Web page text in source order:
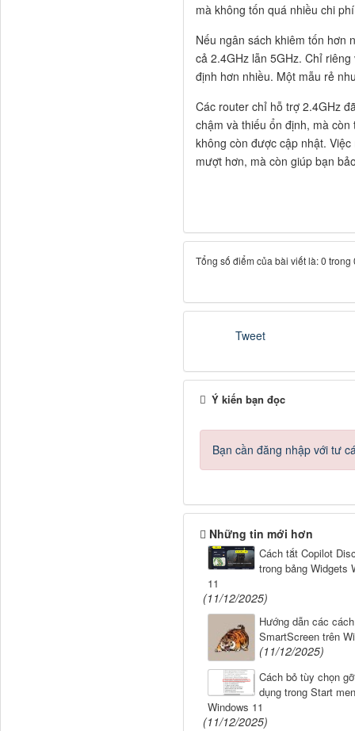
mà không tốn quá nhiều chi
Nếu ngân sách khiêm tốn hơn
cả 2.4GHz lẫn 5GHz. Chỉ
định hơn nhiều. Một mẫu rẻ
Các router chỉ hỗ trợ 2.4GHz
chậm và thiếu ổn định, mà
không còn được cập nhật.
mượt hơn, mà còn giúp bạn
Tổng số điểm của bài viết là: 0 trong
Tweet
Ý kiến bạn đọc
Bạn cần đăng nhập với tư
Những tin mới hơn
Cách tắt Copilot
trong bảng Widgets
11
(11/12/2025)
Hướng dẫn các
SmartScreen trên
(11/12/2025)
Cách bỏ tùy chọn
dụng trong Start
Windows 11
(11/12/2025)